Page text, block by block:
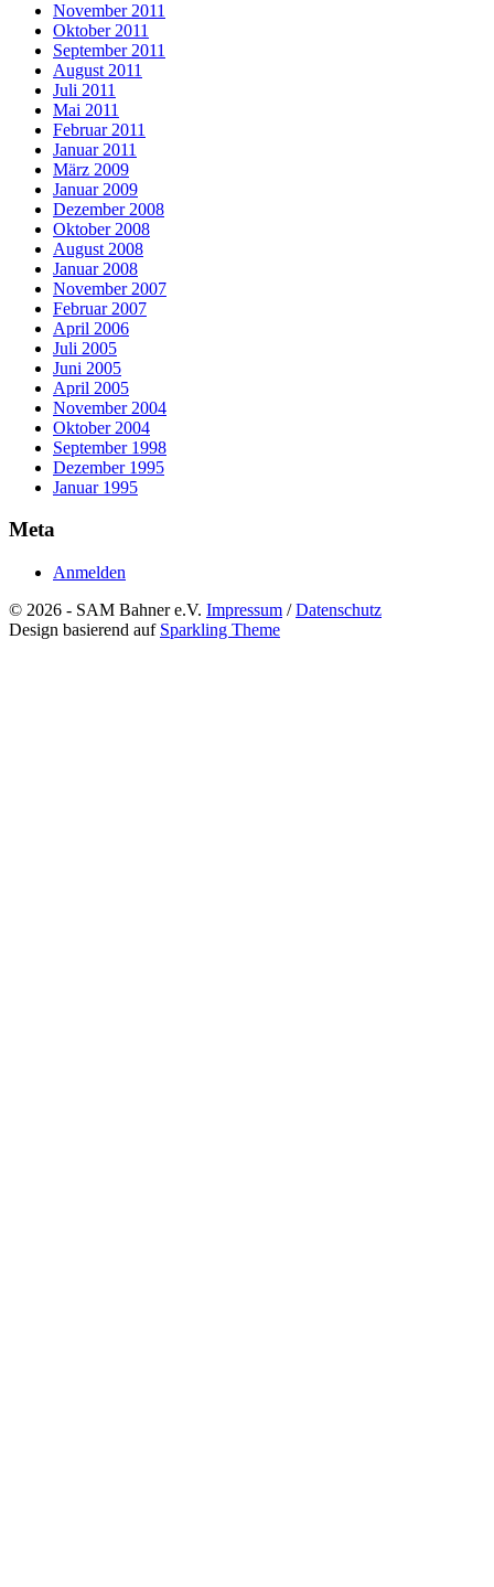
November 2011
Oktober 2011
September 2011
August 2011
Juli 2011
Mai 2011
Februar 2011
Januar 2011
März 2009
Januar 2009
Dezember 2008
Oktober 2008
August 2008
Januar 2008
November 2007
Februar 2007
April 2006
Juli 2005
Juni 2005
April 2005
November 2004
Oktober 2004
September 1998
Dezember 1995
Januar 1995
Meta
Anmelden
© 2026 - SAM Bahner e.V. Impressum /Datenschutz
Design basierend auf Sparkling Theme